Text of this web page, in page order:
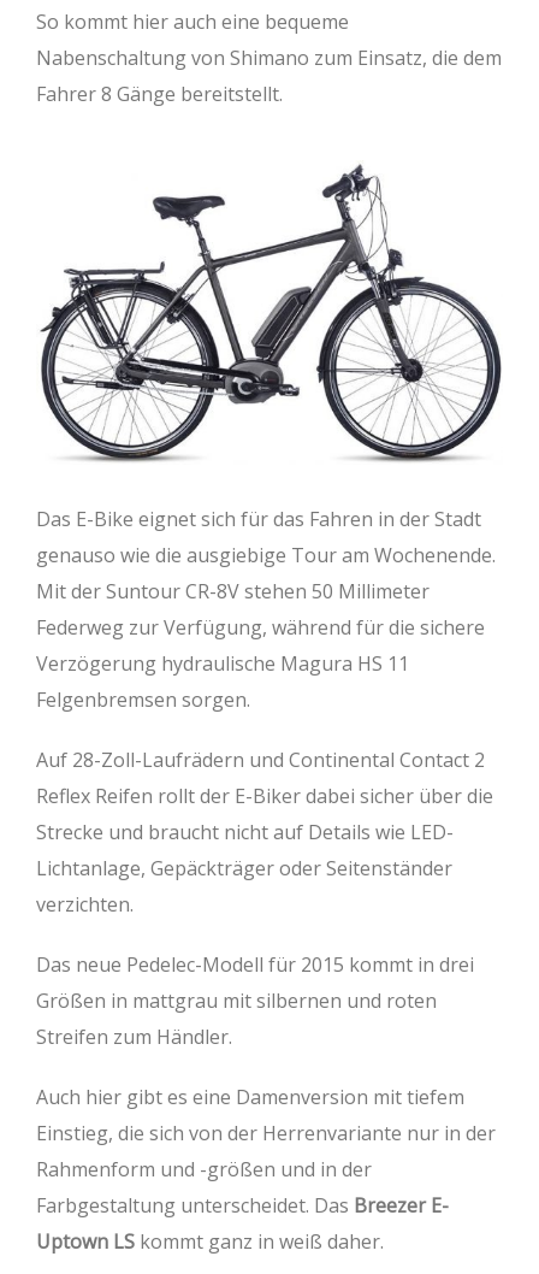
So kommt hier auch eine bequeme
Nabenschaltung von Shimano zum Einsatz, die dem
Fahrer 8 Gänge bereitstellt.
Das E-Bike eignet sich für das Fahren in der Stadt
genauso wie die ausgiebige Tour am Wochenende.
Mit der Suntour CR-8V stehen 50 Millimeter
Federweg zur Verfügung, während für die sichere
Verzögerung hydraulische Magura HS 11
Felgenbremsen sorgen.
Auf 28-Zoll-Laufrädern und Continental Contact 2
Reflex Reifen rollt der E-Biker dabei sicher über die
Strecke und braucht nicht auf Details wie LED-
Lichtanlage, Gepäckträger oder Seitenständer
verzichten.
Das neue Pedelec-Modell für 2015 kommt in drei
Größen in mattgrau mit silbernen und roten
Streifen zum Händler.
Auch hier gibt es eine Damenversion mit tiefem
Einstieg, die sich von der Herrenvariante nur in der
Rahmenform und -größen und in der
Farbgestaltung unterscheidet. Das Breezer E-
Uptown LS kommt ganz in weiß daher.